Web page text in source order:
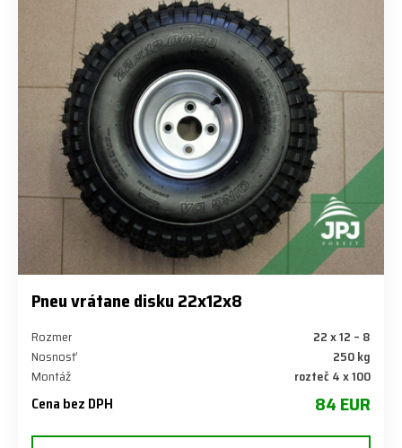
Pneu vrátane disku 22x12x8
Rozmer
22 x 12 – 8
Nosnosť
250 kg
Montáž
rozteč 4 x 100
Cena bez DPH 84 EUR